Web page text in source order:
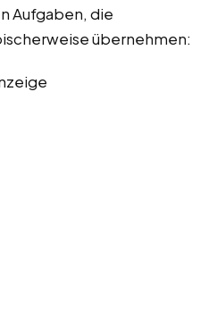
Aufgaben, die
übernehmen: